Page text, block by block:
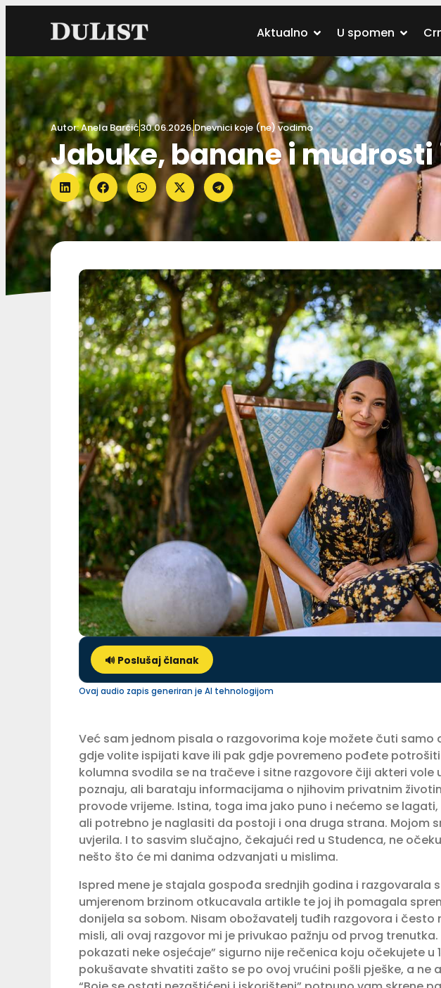
Aktualno U spomen
Autor:Anela Barčić30.06.2026.Dnevnici koje (ne) vodimo
Jabuke, banane i mudrosti
🔊 Poslušaj članak
Ovaj audio zapis generiran je AI tehnologijom
Već sam jednom pisala o razgovorima koje možete čuti samo
gdje volite ispijati kave ili pak gdje povremeno pođete
kolumna svodila se na tračeve i sitne razgovore čiji akteri vole
poznaju, ali barataju informacijama o njihovim privatnim
provode vrijeme. Istina, toga ima jako puno i nećemo se
ali potrebno je naglasiti da postoji i ona druga strana. Mojom
uvjerila. I to sasvim slučajno, čekajući red u Studenca, ne
nešto što će mi danima odzvanjati u mislima.
Ispred mene je stajala gospođa srednjih godina i razgovarala
umjerenom brzinom otkucavala artikle te joj ih pomagala
donijela sa sobom. Nisam obožavatelj tuđih razgovora i često
misli, ali ovaj razgovor mi je privukao pažnju od prvog
pokazati neke osjećaje” sigurno nije rečenica koju očekujete u
pokušavate shvatiti zašto se po ovoj vrućini pošli pješke, a